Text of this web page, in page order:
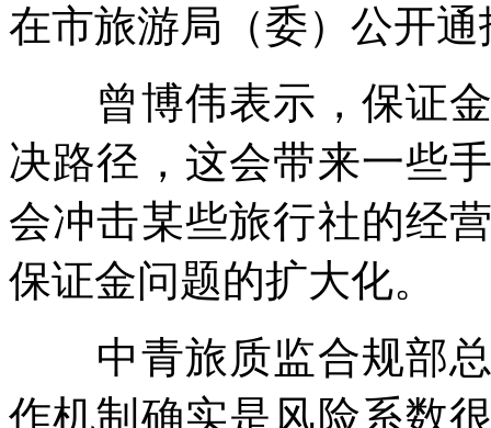
在市旅游局（委）公开
曾博伟表示，保证金
决路径，这会带来一些
会冲击某些旅行社的经
保证金问题的扩大化。
中青旅质监合规部总
作机制确实是风险系数